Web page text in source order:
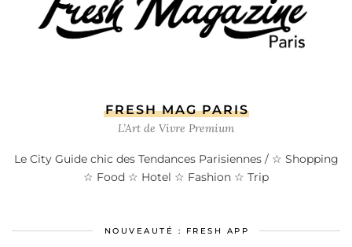
FRESH MAG PARIS
L’Art de Vivre Premium
Le City Guide chic des Tendances Parisiennes / ☆ Shopping
☆ Food ☆ Hotel ☆ Fashion ☆ Trip
NOUVEAUTÉ : FRESH APP